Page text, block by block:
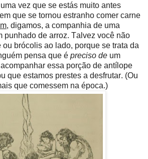
uma vez que se estás muito antes
que se tornou estranho comer carne
, digamos, a companhia de uma
punhado de arroz. Talvez você não
brócolis ao lado, porque se trata da
pensa que é preciso de um
essa porção de antílope
que estamos prestes a desfrutar. (Ou
que comessem na época.)